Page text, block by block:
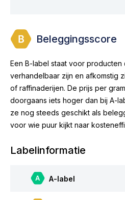
Beleggingsscore
Een B-label staat voor
verhandelbaar zijn en afkomstig
of raffinaderijen. De prijs per
doorgaans iets hoger dan bij A-
ze nog steeds geschikt als
voor wie puur kijkt naar
Labelinformatie
A-label